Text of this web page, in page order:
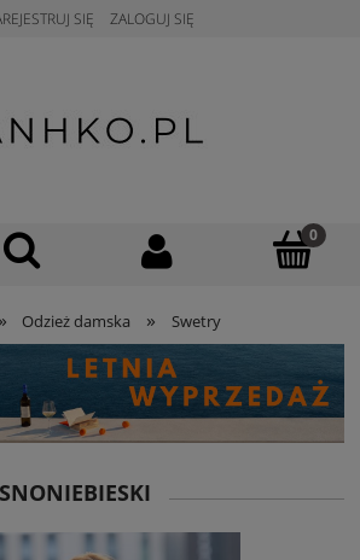
SIĘ ZALOGUJ SIĘ
» Odzież damska » Swetry